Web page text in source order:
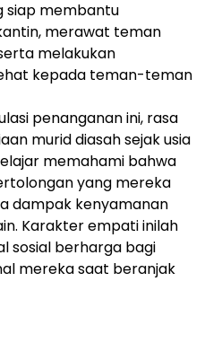
siap membantu
merawat teman
melakukan
kepada teman-teman
penanganan ini, rasa
murid diasah sejak usia
memahami bahwa
yang mereka
dampak kenyamanan
Karakter empati inilah
sosial berharga bagi
mereka saat beranjak